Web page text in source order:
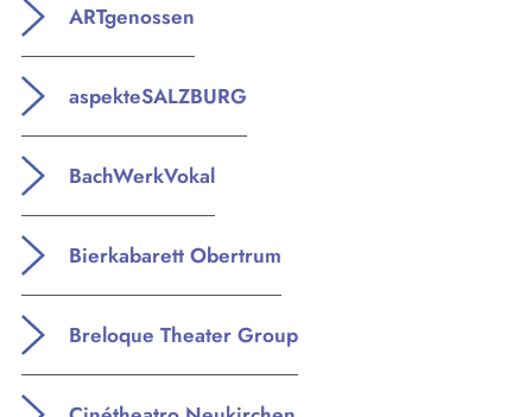
ARTgenossen
aspekteSALZBURG
BachWerkVokal
Bierkabarett Obertrum
Breloque Theater Group
Kontakt
Datenschutz